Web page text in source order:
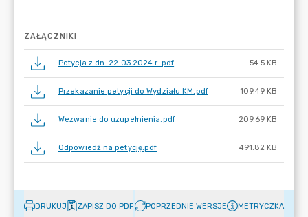
ZAŁĄCZNIKI
Petycja z dn. 22.03.2024 r..pdf 54.5 KB
Przekazanie petycji do Wydziału KM.pdf 109.49 KB
Wezwanie do uzupełnienia.pdf 209.69 KB
Odpowiedź na petycję.pdf 491.82 KB
DRUKUJ ZAPISZ DO PDF POPRZEDNIE WERSJE METRYCZKA